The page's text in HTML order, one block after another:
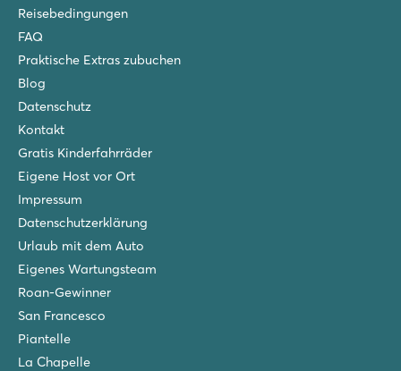
Reisebedingungen
FAQ
Praktische Extras zubuchen
Blog
Datenschutz
Kontakt
Gratis Kinderfahrräder
Eigene Host vor Ort
Impressum
Datenschutzerklärung
Urlaub mit dem Auto
Eigenes Wartungsteam
Roan-Gewinner
San Francesco
Piantelle
La Chapelle